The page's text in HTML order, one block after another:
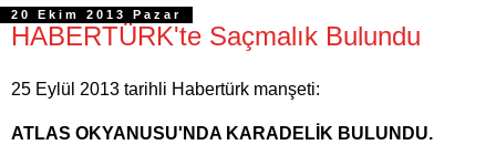
20 Ekim 2013 Pazar
HABERTÜRK'te Saçmalık Bulundu
25 Eylül 2013 tarihli Habertürk manşeti:
ATLAS OKYANUSU'NDA KARADELİK BULUNDU.